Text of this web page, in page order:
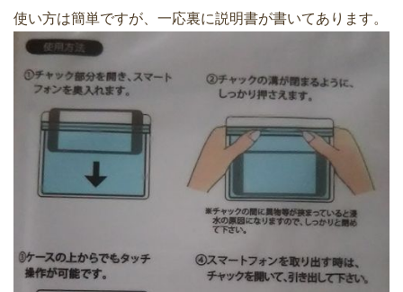
使い方は簡単ですが、一応裏に説明書が書いてあります。